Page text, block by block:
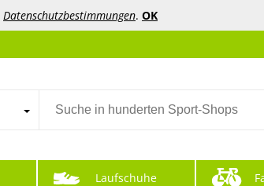
Datenschutzbestimmungen. OK
Laufschuhe